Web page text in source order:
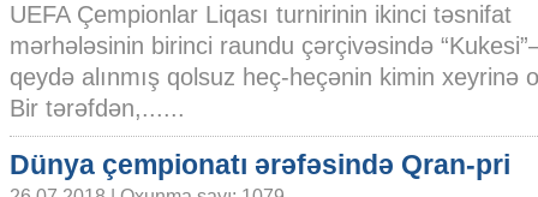
UEFA Çempionlar Liqası turnirinin ikinci təsnifat
mərhələsinin birinci raundu çərçivəsində
qeydə alınmış qolsuz heç-heçənin kimin xeyrinə
Bir tərəfdən,......
Dünya çempionatı ərəfəsində Qran-pri